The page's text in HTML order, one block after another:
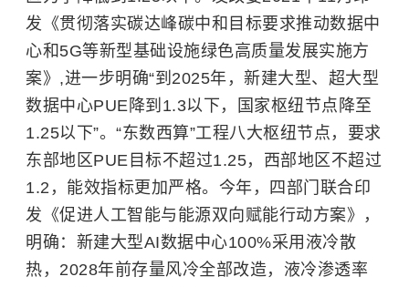
发《贯彻落实碳达峰碳中和目标要求推动数据中
心和5G等新型基础设施绿色高质量发展实施方
案》,进一步明确“到2025年，新建大型、超大型
数据中心PUE降到1.3以下，国家枢纽节点降至
1.25以下”。“东数西算”工程八大枢纽节点，要求
东部地区PUE目标不超过1.25，西部地区不超过
1.2，能效指标更加严格。今年，四部门联合印
发《促进人工智能与能源双向赋能行动方案》，
明确：新建大型AI数据中心100%采用液冷散
热，2028年前存量风冷全部改造，液冷渗透率